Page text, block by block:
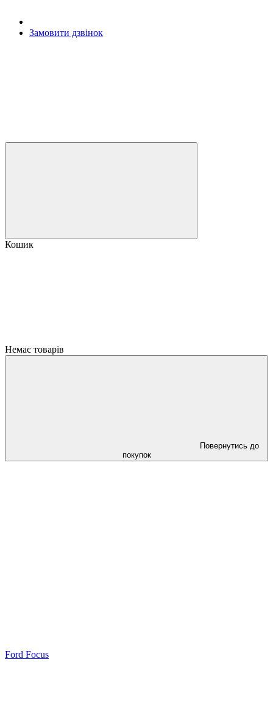
Замовити дзвінок
Кошик
Немає товарів
Повернутись до
покупок
Ford Focus